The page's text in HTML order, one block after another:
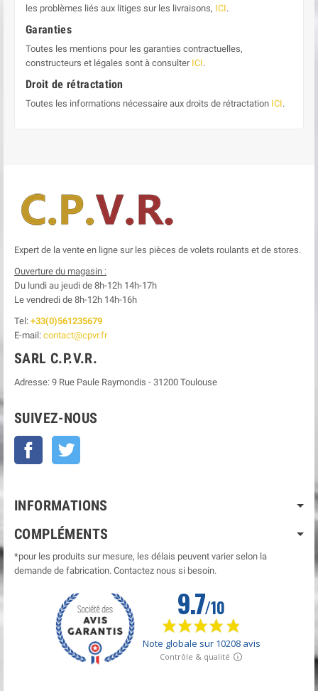
les problèmes liés aux litiges sur les livraisons, ICI.
Garanties
Toutes les mentions pour les garanties contractuelles,
constructeurs et légales sont à consulter ICI.
Droit de rétractation
Toutes les informations nécessaire aux droits de rétractation ICI.
Expert de la vente en ligne sur les pièces de volets roulants et de stores.
Ouverture du magasin :
Du lundi au jeudi de 8h-12h 14h-17h
Le vendredi de 8h-12h 14h-16h
Tel: +33(0)561235679
E-mail: contact@cpvr.fr
SARL C.P.V.R.
Adresse: 9 Rue Paule Raymondis - 31200 Toulouse
SUIVEZ-NOUS
Facebook
INFORMATIONS
COMPLÉMENTS
*pour les produits sur mesure, les délais peuvent varier selon la
demande de fabrication. Contactez nous si besoin.